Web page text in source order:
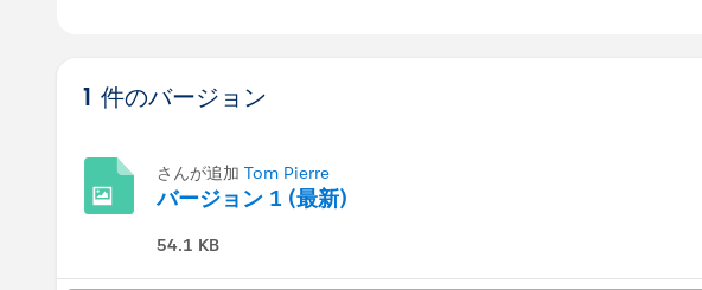
1 件のバージョン
さんが追加 Tom Pierre
バージョン 1 (最新)
54.1 KB